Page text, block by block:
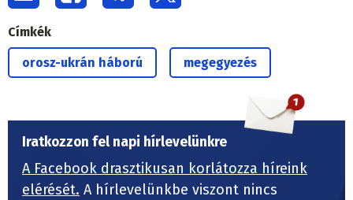
Címkék
orosz-ukrán háború megegyezés
Iratkozzon fel napi hírlevelünkre
A Facebook drasztikusan korlátozza híreink
elérését. A hírlevelünkbe viszont nincs